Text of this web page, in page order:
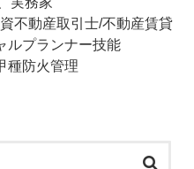
不動産取引士/不動産賃貸
ルプランナー技能
種防火管理